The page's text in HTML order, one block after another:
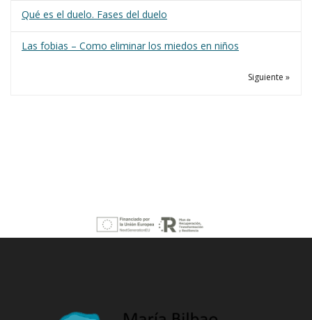
Qué es el duelo. Fases del duelo
Las fobias – Como eliminar los miedos en niños
Siguiente »